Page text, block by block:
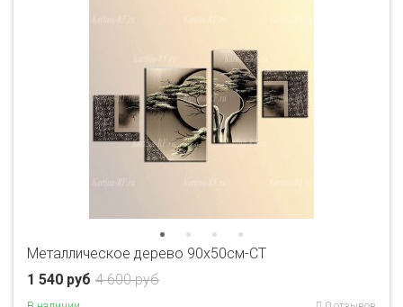
Металлическое дерево 90x50см-CT
4 600 руб
1 540 руб